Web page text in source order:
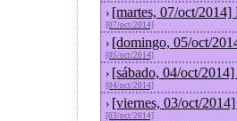
› [martes, 07/oct/
[07/oct/2014]
› [domingo, 05/oct/
[05/oct/2014]
› [sábado, 04/oct/
[04/oct/2014]
› [viernes, 03/oct/
[03/oct/2014]